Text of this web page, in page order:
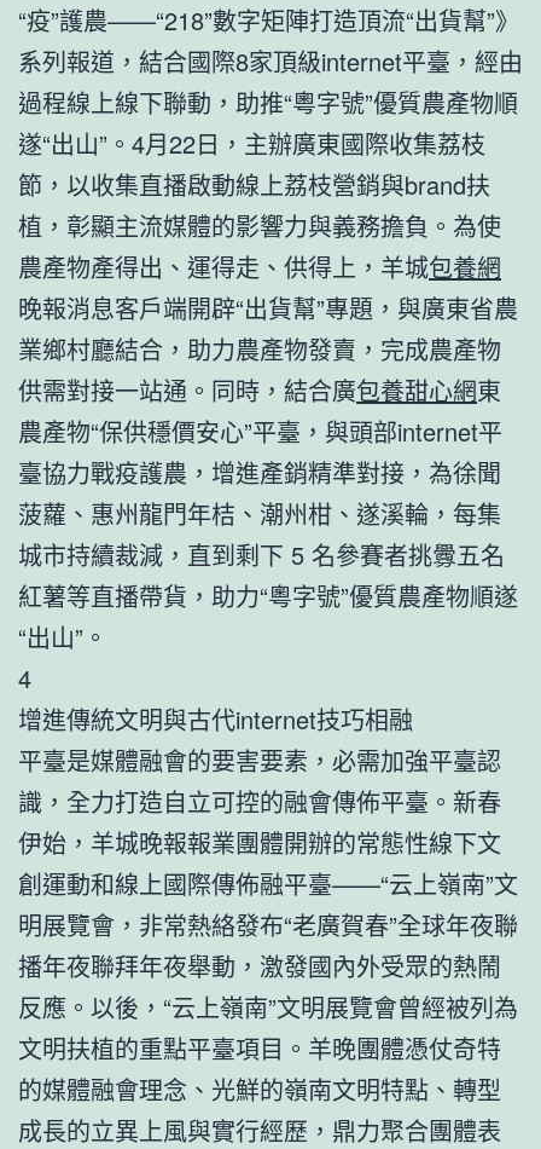
“疫”護農——“218”數字矩陣打造頂流“出貨幫”》
系列報道，結合國際8家頂級internet平臺，經由
過程線上線下聯動，助推“粵字號”優質農產物順
遂“出山”。4月22日，主辦廣東國際收集荔枝
節，以收集直播啟動線上荔枝營銷與brand扶
植，彰顯主流媒體的影響力與義務擔負。為使
農產物產得出、運得走、供得上，羊城包養網
晚報消息客戶端開辟“出貨幫”專題，與廣東省農
業鄉村廳結合，助力農產物發賣，完成農產物
供需對接一站通。同時，結合廣包養甜心網東
農產物“保供穩價安心”平臺，與頭部internet平
臺協力戰疫護農，增進產銷精準對接，為徐聞
菠蘿、惠州龍門年桔、潮州柑、遂溪輪，每集
城市持續裁減，直到剩下 5 名參賽者挑釁五名
紅薯等直播帶貨，助力“粵字號”優質農產物順遂
“出山”。
4
增進傳統文明與古代internet技巧相融
平臺是媒體融會的要害要素，必需加強平臺認
識，全力打造自立可控的融會傳佈平臺。新春
伊始，羊城晚報報業團體開辦的常態性線下文
創運動和線上國際傳佈融平臺——“云上嶺南”文
明展覽會，非常熱絡發布“老廣賀春”全球年夜聯
播年夜聯拜年夜舉動，激發國內外受眾的熱鬧
反應。以後，“云上嶺南”文明展覽會曾經被列為
文明扶植的重點平臺項目。羊晚團體憑仗奇特
的媒體融會理念、光鮮的嶺南文明特點、轉型
成長的立異上風與實行經歷，鼎力聚合團體表